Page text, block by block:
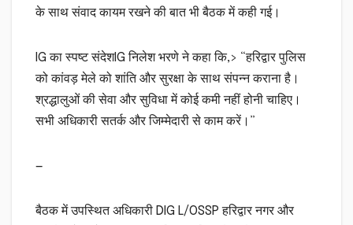
के साथ संवाद कायम रखने की बात भी बैठक में कही गई।
IG का स्पष्ट संदेशIG निलेश भरणे ने कहा कि,> “हरिद्वार पुलिस
को कांवड़ मेले को शांति और सुरक्षा के साथ संपन्न कराना है।
श्रद्धालुओं की सेवा और सुविधा में कोई कमी नहीं होनी चाहिए।
सभी अधिकारी सतर्क और जिम्मेदारी से काम करें।”
—
बैठक में उपस्थित अधिकारी DIG L/OSSP हरिद्वार नगर और